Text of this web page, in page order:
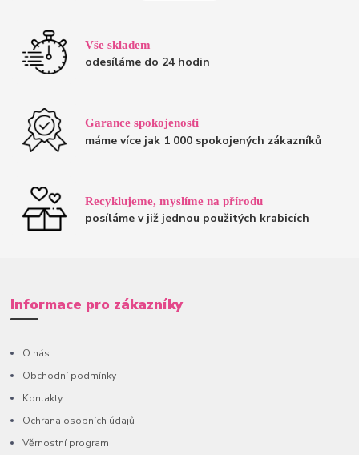
Vše skladem
odesíláme do 24 hodin
Garance spokojenosti
máme více jak 1 000 spokojených zákazníků
Recyklujeme, myslíme na přírodu
posíláme v již jednou použitých krabicích
Informace pro zákazníky
O nás
Obchodní podmínky
Kontakty
Ochrana osobních údajů
Věrnostní program